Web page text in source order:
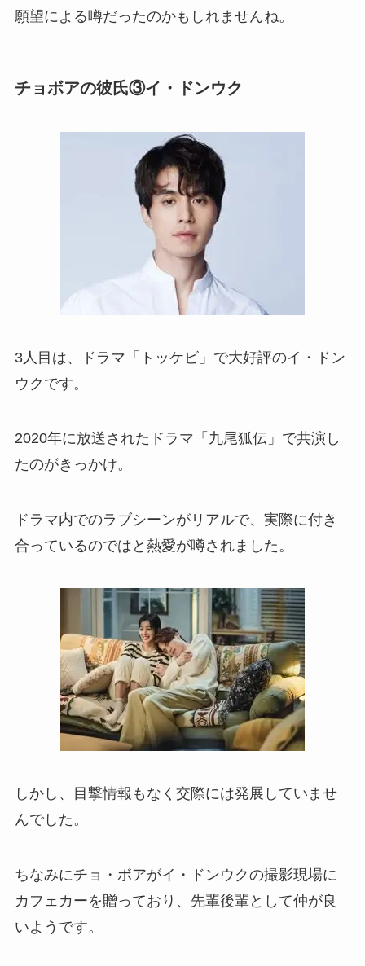
願望による噂だったのかもしれませんね。
チョボアの彼氏③イ・ドンウク
3人目は、ドラマ「トッケビ」で大好評のイ・ドン
ウクです。
2020年に放送されたドラマ「九尾狐伝」で共演し
たのがきっかけ。
ドラマ内でのラブシーンがリアルで、実際に付き
合っているのではと熱愛が噂されました。
しかし、目撃情報もなく交際には発展していませ
んでした。
ちなみにチョ・ボアがイ・ドンウクの撮影現場に
カフェカーを贈っており、先輩後輩として仲が良
いようです。